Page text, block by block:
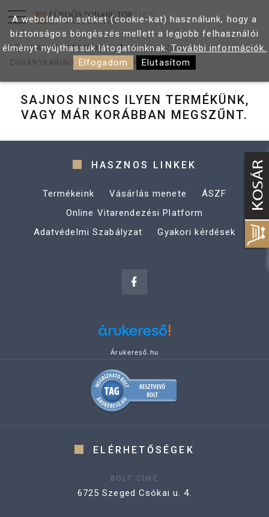
FŐOLDAL TERMÉKEK
ZUHANYZÓK
ZUHANYKABINOK
ÍVES ZUHANYKABIN
SAJNOS NINCS ILYEN TERMÉKÜNK,
VAGY MÁR KORÁBBAN MEGSZŰNT.
HASZNOS LINKEK
Termékeink Vásárlás menete
ÁSZF
Online Vitarendezési Platform
Adatvédelmi Szabályzat
Gyakori kérdések
Árukereső.hu
ELÉRHETŐSÉGEK
BOLT CÍME
6725 Szeged Csókai u. 4.
A weboldalon sütiket (cookie-kat) használunk, hogy a
biztonságos böngészés mellett a legjobb felhasználói
élményt nyújthassuk látogatóinknak.További információk.
Elfogadom
Elutasítom